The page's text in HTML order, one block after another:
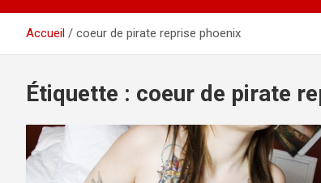
Accueil coeur de pirate reprise phoenix
Étiquette : coeur de pirate